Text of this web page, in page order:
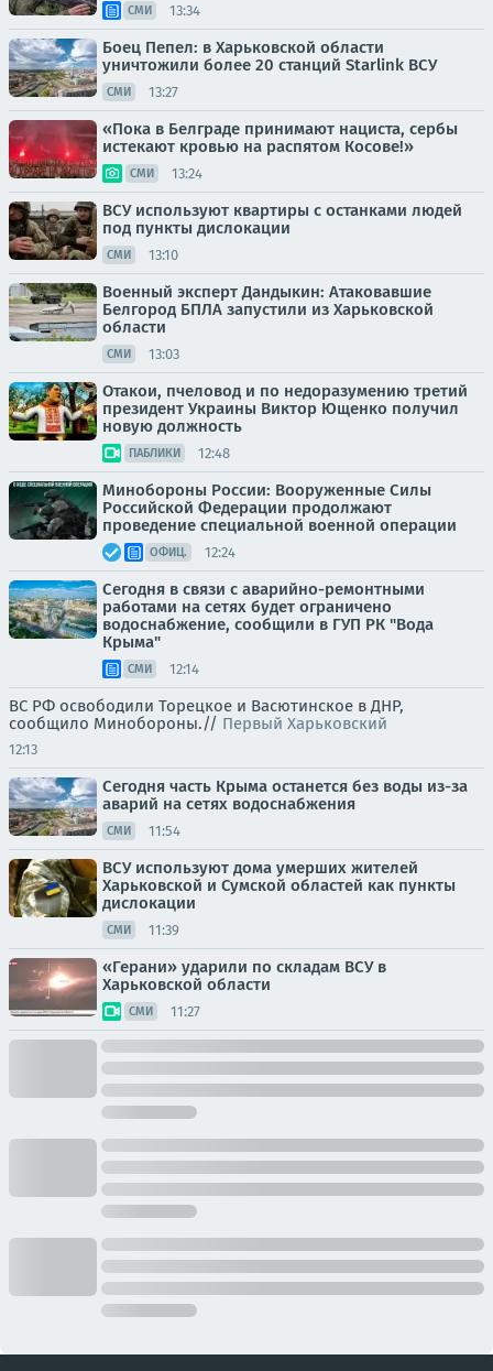
СМИ 13:34
Боец Пепел: в Харьковской области
уничтожили более 20 станций Starlink ВСУ
СМИ 13:27
«Пока в Белграде принимают нациста, сербы
истекают кровью на распятом Косове!»
СМИ 13:24
ВСУ используют квартиры с останками людей
под пункты дислокации
СМИ 13:10
Военный эксперт Дандыкин: Атаковавшие
Белгород БПЛА запустили из Харьковской
области
СМИ 13:03
Отакои, пчеловод и по недоразумению третий
президент Украины Виктор Ющенко получил
новую должность
ПАБЛИКИ 12:48
Минобороны России: Вооруженные Силы
Российской Федерации продолжают
проведение специальной военной операции
ОФИЦ. 12:24
Сегодня в связи с аварийно-ремонтными
работами на сетях будет ограничено
водоснабжение, сообщили в ГУП РК "Вода
Крыма"
СМИ 12:14
ВС РФ освободили Торецкое и Васютинское в ДНР,
сообщило Минобороны.// Первый Харьковский
12:13
Сегодня часть Крыма останется без воды из-за
аварий на сетях водоснабжения
СМИ 11:54
ВСУ используют дома умерших жителей
Харьковской и Сумской областей как пункты
дислокации
СМИ 11:39
«Герани» ударили по складам ВСУ в
Харьковской области
СМИ 11:27